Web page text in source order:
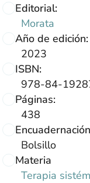
Editorial:
Morata
Año de edición:
2023
ISBN:
978-84-
Páginas:
438
Bolsillo
Materia
Terapia